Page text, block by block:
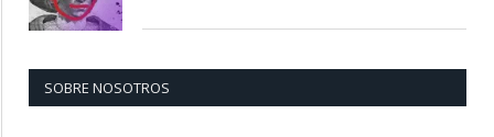
SOBRE NOSOTROS